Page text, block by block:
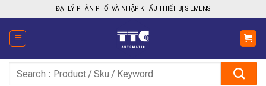
qua
nội
dung
ĐẠI LÝ PHÂN PHỐI VÀ NHẬP KHẨU THIẾT BỊ SIEMENS
kiếm: